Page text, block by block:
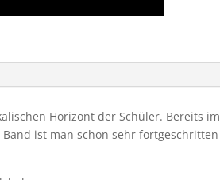
Horizont der Schüler. Bereits im
ist man schon sehr fortgeschritten